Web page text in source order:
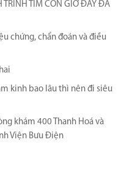
TRÌNH TÌM CON GIỜ ĐÂY ĐÃ
chứng, chẩn đoán và điều
kinh bao lâu thì nên đi siêu
khám 400 Thanh Hoá và
Viện Bưu Điện